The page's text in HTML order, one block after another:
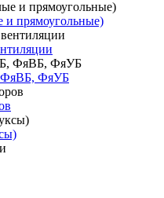
прямоугольные)
ФяВБ, ФяУБ